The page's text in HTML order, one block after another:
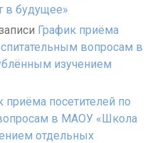
в будущее»
График приёма
вопросам в
изучением
приёма посетителей по
в МАОУ «Школа
отдельных